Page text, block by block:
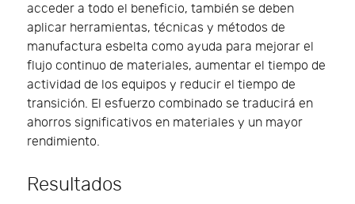
acceder a todo el beneficio, también se deben
aplicar herramientas, técnicas y métodos de
manufactura esbelta como ayuda para mejorar el
flujo continuo de materiales, aumentar el tiempo de
actividad de los equipos y reducir el tiempo de
transición. El esfuerzo combinado se traducirá en
ahorros significativos en materiales y un mayor
rendimiento.
Resultados